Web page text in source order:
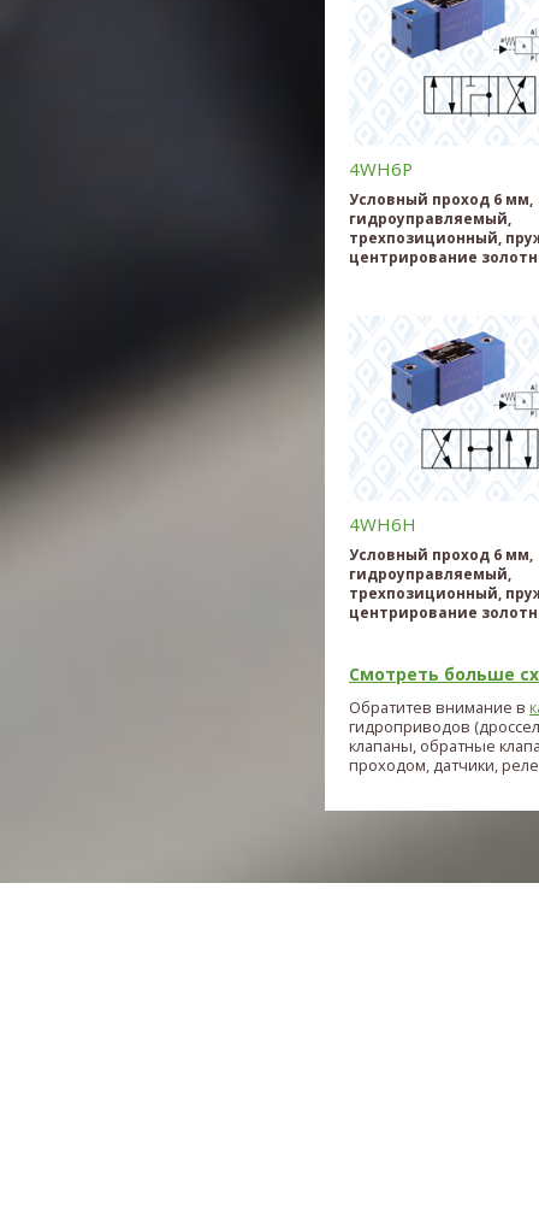
4WH6P
Условный проход 6 мм,
гидроуправляемый,
трехпозиционный,
центрирование
4WH6H
Условный проход 6 мм,
гидроуправляемый,
трехпозиционный,
центрирование
Смотреть больше
Обратитев внимание в
гидроприводов
клапаны, обратные
проходом, датчики, реле